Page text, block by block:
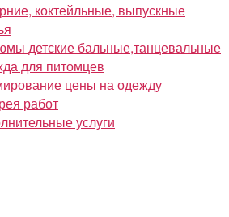
коктейльные, выпускные
детские бальные,танцевальные
для питомцев
цены на одежду
работ
услуги